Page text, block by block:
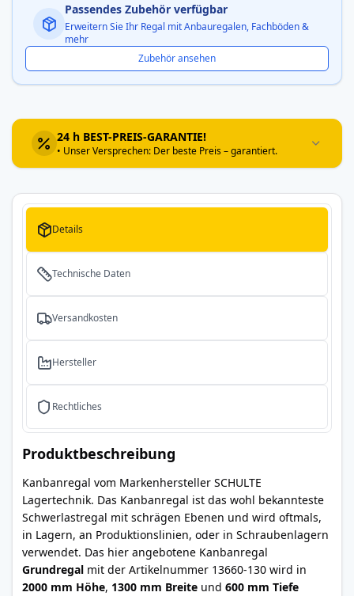
Passendes Zubehör verfügbar
Erweitern Sie Ihr Regal mit Anbauregalen, Fachböden &
mehr
Zubehör ansehen
24 h BEST-PREIS-GARANTIE!
• Unser Versprechen: Der beste Preis – garantiert.
Details
Technische Daten
Versandkosten
Hersteller
Rechtliches
Produktbeschreibung
Kanbanregal vom Markenhersteller SCHULTE
Lagertechnik. Das Kanbanregal ist das wohl bekannteste
Schwerlastregal mit schrägen Ebenen und wird oftmals,
in Lagern, an Produktionslinien, oder in Schraubenlagern
verwendet. Das hier angebotene Kanbanregal
Grundregal mit der Artikelnummer 13660-130 wird in
2000 mm Höhe, 1300 mm Breite und 600 mm Tiefe